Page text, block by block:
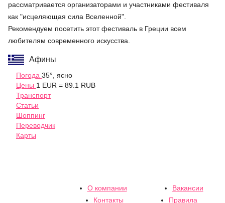
рассматривается организаторами и участниками фестиваля
как "исцеляющая сила Вселенной".
Рекомендуем посетить этот фестиваль в Греции всем
любителям современного искусства.
Афины
Погода 35°, ясно
Цены 1 EUR = 89.1 RUB
Транспорт
Статьи
Шоппинг
Переводчик
Карты
О компании
Вакансии
Контакты
Правила